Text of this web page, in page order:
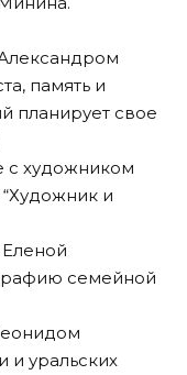
память и
планирует свое
с художником
и
семейной
и уральских